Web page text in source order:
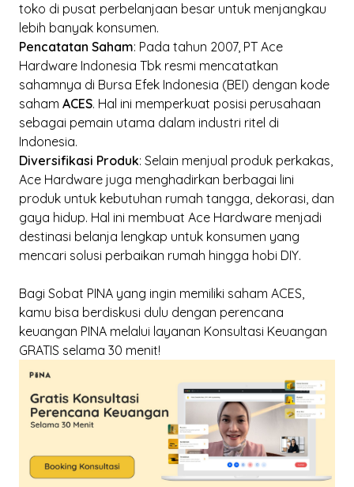
toko di pusat perbelanjaan besar untuk menjangkau
lebih banyak konsumen.
Pencatatan Saham: Pada tahun 2007, PT Ace
Hardware Indonesia Tbk resmi mencatatkan
sahamnya di Bursa Efek Indonesia (BEI) dengan kode
saham ACES. Hal ini memperkuat posisi perusahaan
sebagai pemain utama dalam industri ritel di
Indonesia.
Diversifikasi Produk: Selain menjual produk perkakas,
Ace Hardware juga menghadirkan berbagai lini
produk untuk kebutuhan rumah tangga, dekorasi, dan
gaya hidup. Hal ini membuat Ace Hardware menjadi
destinasi belanja lengkap untuk konsumen yang
mencari solusi perbaikan rumah hingga hobi DIY.
Bagi Sobat PINA yang ingin memiliki saham ACES,
kamu bisa berdiskusi dulu dengan perencana
keuangan PINA melalui layanan Konsultasi Keuangan
GRATIS selama 30 menit!